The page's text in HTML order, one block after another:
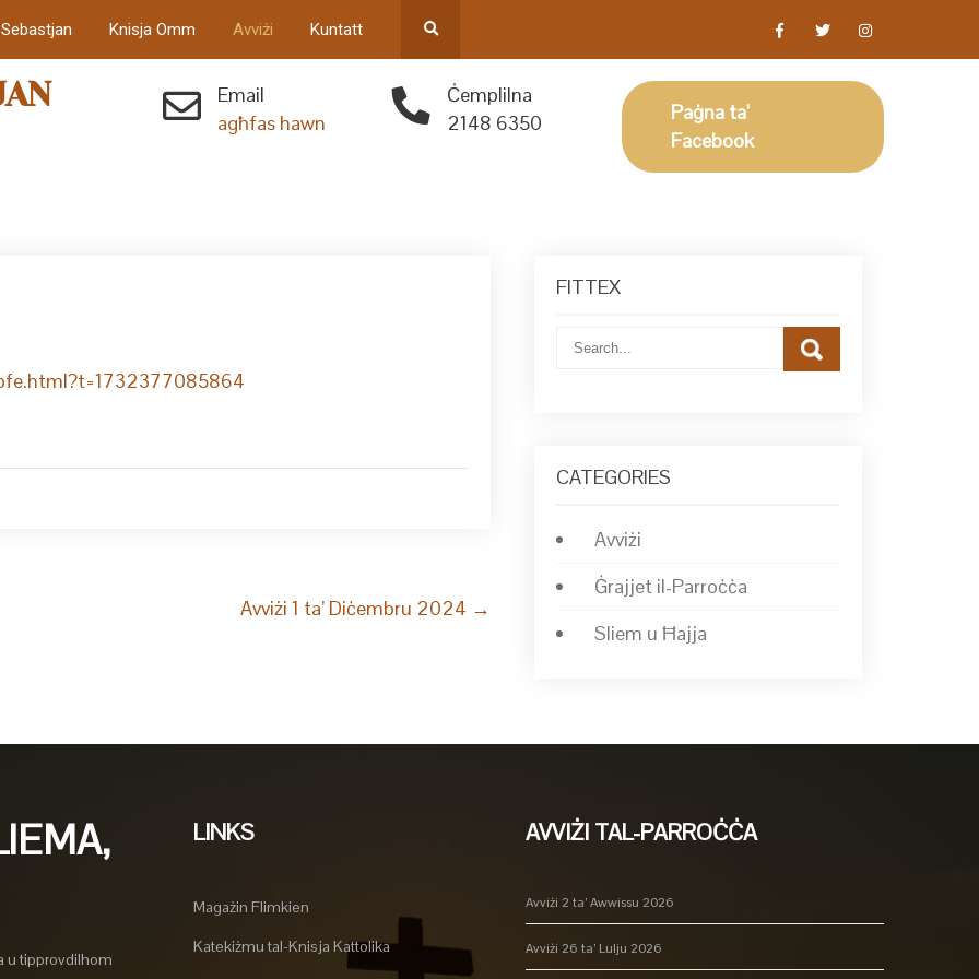
Knisja Omm Avviżi Kuntatt
Email
agħfas hawn
Ċemplilna
2148 6350
Paġna ta'
Facebook
Avviżi 1 ta’ Diċembru 2024 →
FITTEX
CATEGORIES
Avviżi
Ġrajjet il-Parroċċa
Sliem u Ħajja
u tipprovdilhom
LINKS
Magażin Flimkien
Katekiżmu tal-Knisja Kattolika
AVVIŻI TAL-PARROĊĊA
Avviżi 2 ta’ Awwissu 2026
Avviżi 26 ta’ Lulju 2026